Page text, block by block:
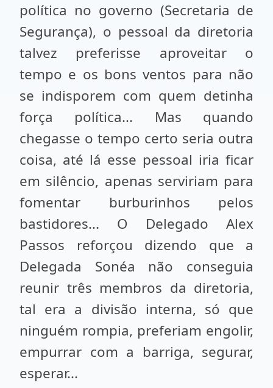
política no governo (Secretaria de
Segurança), o pessoal da diretoria
talvez preferisse aproveitar o
tempo e os bons ventos para não
se indisporem com quem detinha
força política... Mas quando
chegasse o tempo certo seria outra
coisa, até lá esse pessoal iria ficar
em silêncio, apenas serviriam para
fomentar burburinhos pelos
bastidores... O Delegado Alex
Passos reforçou dizendo que a
Delegada Sonéa não conseguia
reunir três membros da diretoria,
tal era a divisão interna, só que
ninguém rompia, preferiam engolir,
empurrar com a barriga, segurar,
esperar...